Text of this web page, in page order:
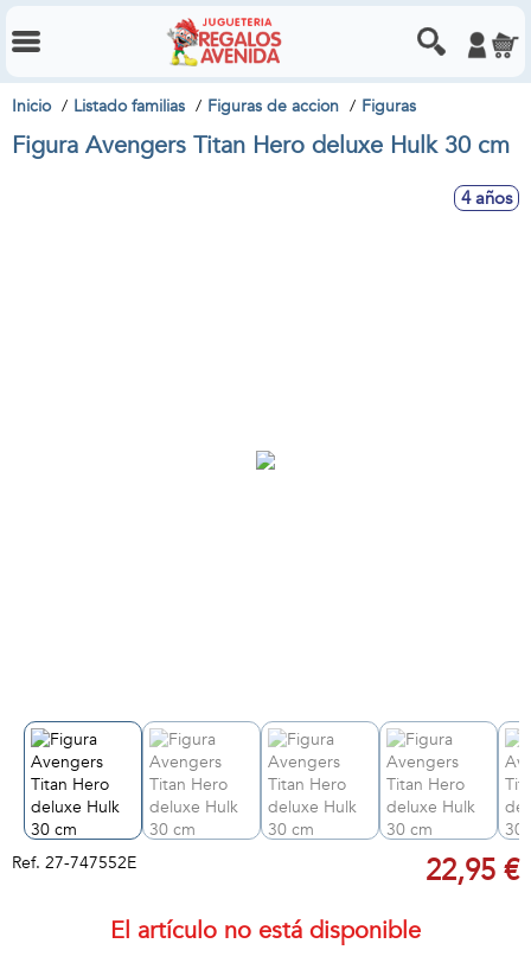
Inicio Listado familias Figuras de accion Figuras
Figura Avengers Titan Hero deluxe Hulk 30 cm
4 años
Ref. 27-747552E 22,95 €
El artículo no está disponible